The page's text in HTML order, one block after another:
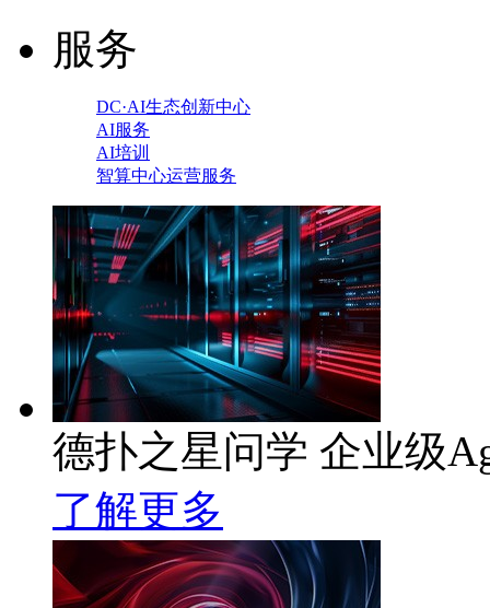
服务
DC·AI生态创新中心
AI服务
AI培训
智算中心运营服务
德扑之星问学 企业级
了解更多